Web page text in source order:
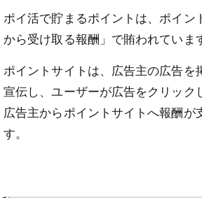
ポイ活で貯まるポイントは、ポイン
から受け取る報酬」で賄われていま
ポイントサイトは、広告主の広告を
宣伝し、ユーザーが広告をクリック
広告主からポイントサイトへ報酬が
す。